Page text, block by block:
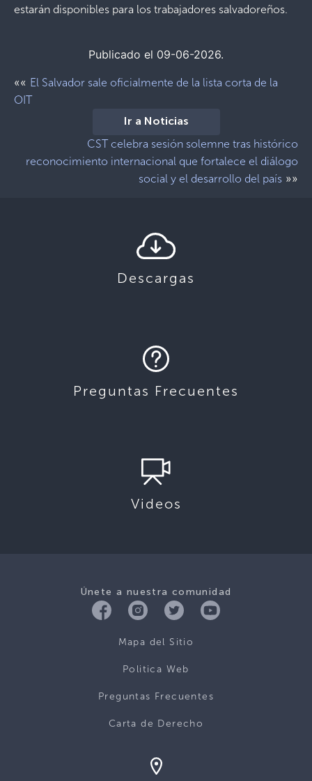
estarán disponibles para los trabajadores salvadoreños.
Publicado el 09-06-2026.
«« El Salvador sale oficialmente de la lista corta de la
OIT
Ir a Noticias
CST celebra sesión solemne tras histórico
reconocimiento internacional que fortalece el diálogo
social y el desarrollo del país »»
Descargas
Preguntas Frecuentes
Videos
Únete a nuestra comunidad
Mapa del Sitio
Politica Web
Preguntas Frecuentes
Carta de Derecho